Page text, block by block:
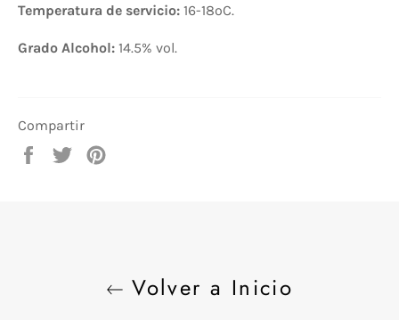
Temperatura de servicio: 16-18ºC.
Grado Alcohol: 14.5% vol.
Compartir
Compartir
Tuitear
Volver a Inicio